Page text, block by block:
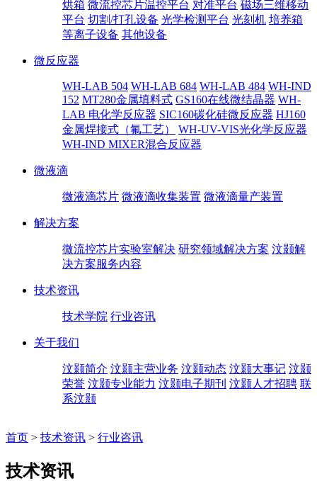
烘箱 微流控芯片温控平台 对准平台 磁场三维移动
平台 切割/打孔设备 光学检测平台 光刻机 培养箱
等离子设备 其他设备
微反应器
WH-LAB 504 WH-LAB 684 WH-LAB 484 WH-IND
152 MT280金属填料式 GS160在线微结晶器 WH-
LAB 电化学反应器 SIC160碳化硅微反应器 HJ160
金属焊接式（氟工艺）
WH-UV-VIS光化学反应器
WH-IND MIXER混合反应器
微液滴
微液滴芯片 微液滴收集装置 微液滴量产装置
解决方案
微流控芯片实验室解决 研究领域解决方案 汶颢解
决方案服务内容
技术资讯
技术学院 行业咨讯
关于我们
汶颢简介 汶颢主营业务 汶颢动态 汶颢大事记 汶颢
荣誉 汶颢专业能力 汶颢电子期刊 汶颢人才招聘 联
系汶颢
首页 > 技术资讯 > 行业咨讯
技术资讯